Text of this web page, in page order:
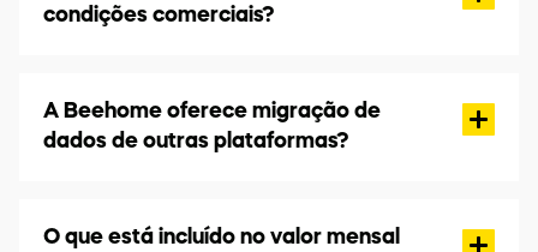
condições comerciais?
A Beehome oferece migração de
dados de outras plataformas?
O que está incluído no valor mensal